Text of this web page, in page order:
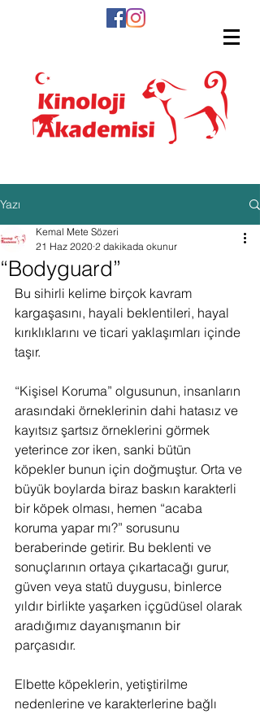
Yazı
“Bodyguard”
Kemal Mete Sözeri
21 Haz 2020 2 dakikada okunur
Bu sihirli kelime birçok kavram
kargaşasını, hayali beklentileri, hayal
kırıklıklarını ve ticari yaklaşımları içinde
taşır.
“Kişisel Koruma” olgusunun, insanların
arasındaki örneklerinin dahi hatasız ve
kayıtsız şartsız örneklerini görmek
yeterince zor iken, sanki bütün
köpekler bunun için doğmuştur. Orta ve
büyük boylarda biraz baskın karakterli
bir köpek olması, hemen “acaba
koruma yapar mı?” sorusunu
beraberinde getirir. Bu beklenti ve
sonuçlarının ortaya çıkartacağı gurur,
güven veya statü duygusu, binlerce
yıldır birlikte yaşarken içgüdüsel olarak
aradığımız dayanışmanın bir
parçasıdır.
Elbette köpeklerin, yetiştirilme
nedenlerine ve karakterlerine bağlı